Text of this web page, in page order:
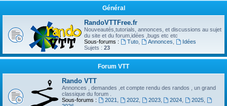
Général
RandoVTTFree.fr
Nouveautés,tutorials, annonces, et discussions au sujet
du site et du forum,idées ,bugs etc etc
Sous-forums :
Tuto, Annonces
Idées
Sujets : 23
Forum VTT
Rando VTT
Annonces , demandes ,et compte rendu des randos , un grand
classique du forum .
Sous-forums :
2021 2022, 2023, 2024 2025